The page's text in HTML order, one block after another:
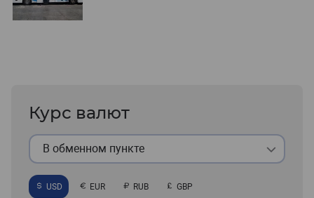
Курс валют
В обменном пункте
USD EUR RUB GBP